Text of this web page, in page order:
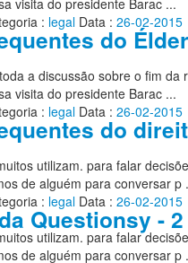
visita do presidente Barac ...
: legal Data : 26-02-2015
do
a discussão sobre o fim da
visita do presidente Barac ...
: legal Data : 26-02-2015
do
utilizam. para falar
de alguém para conversar p
: legal Data : 26-02-2015
Questionsy - 2
utilizam. para falar
de alguém para conversar p